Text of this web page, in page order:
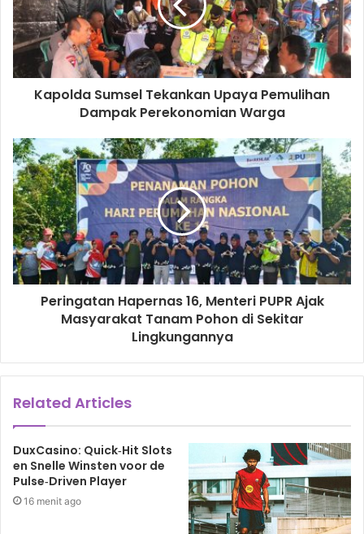
kebakaran. Tahun ini untuk titik api lebih sedikit dari tahun
lalu,”imbuhnya. (rin)
Kapolda Sumsel Karhutla
Tinjau Karhutla
Kapolda Sumsel Tekankan Upaya Pemulihan
Dampak Perekonomian Warga
Peringatan Hapernas 16, Menteri PUPR Ajak
Masyarakat Tanam Pohon di Sekitar
Lingkungannya
Related Articles
DuxCasino: Quick‑Hit Slots
en Snelle Winsten voor de
Pulse‑Driven Player
16 menit ago